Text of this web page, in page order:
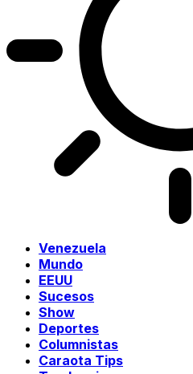
Venezuela
Mundo
EEUU
Sucesos
Show
Deportes
Columnistas
Caraota Tips